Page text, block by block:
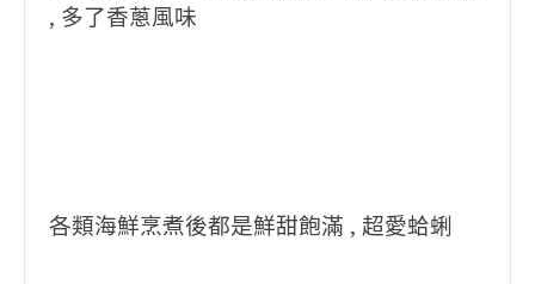
, 多了香蔥風味
各類海鮮烹煮後都是鮮甜飽滿 , 超愛蛤蜊